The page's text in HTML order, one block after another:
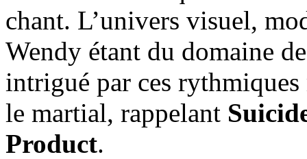
chant. L’univers visuel,
Wendy étant du domaine
intrigué par ces
le martial, rappelant
Product.